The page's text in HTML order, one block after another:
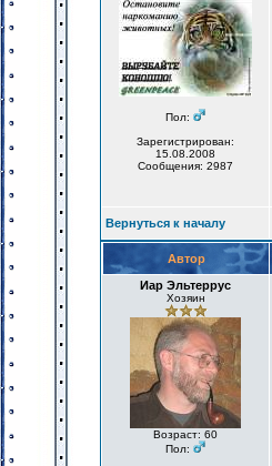
Пол:
Зарегистрирован:
15.08.2008
Сообщения: 2987
Вернуться к началу
Автор
Иар Эльтеррус
Хозяин
Возраст: 60
Пол: